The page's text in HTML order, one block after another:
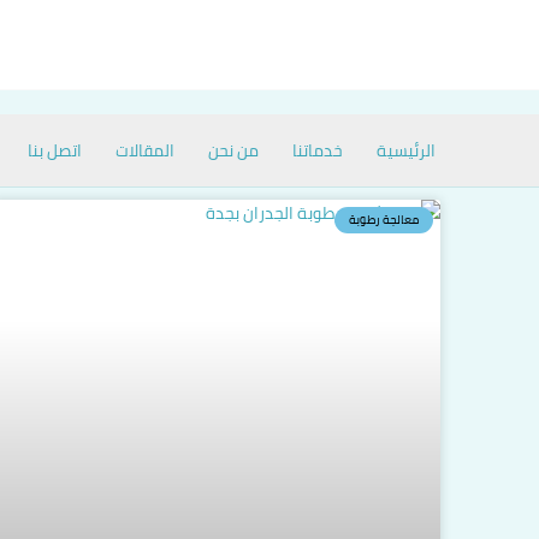
الرئيسية خدماتنا من نحن المقالات اتصل بنا
معالجة رطوبة